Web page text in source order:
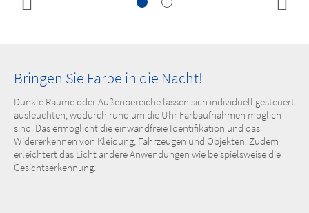
Bringen Sie Farbe in die Nacht!
Dunkle Räume oder Außenbereiche lassen sich individuell gesteuert
ausleuchten, wodurch rund um die Uhr Farbaufnahmen möglich
sind. Das ermöglicht die einwandfreie Identifikation und das
Widererkennen von Kleidung, Fahrzeugen und Objekten. Zudem
erleichtert das Licht andere Anwendungen wie beispielsweise die
Gesichtserkennung.